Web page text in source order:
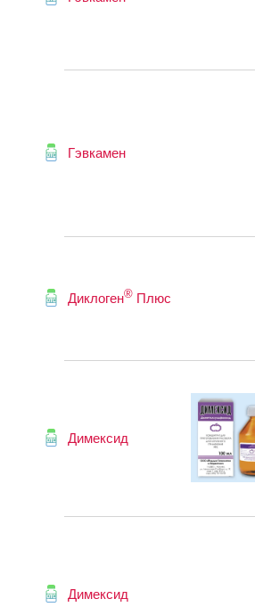
Гэвкамен
Диклоген®Плюс
Димексид
Димексид